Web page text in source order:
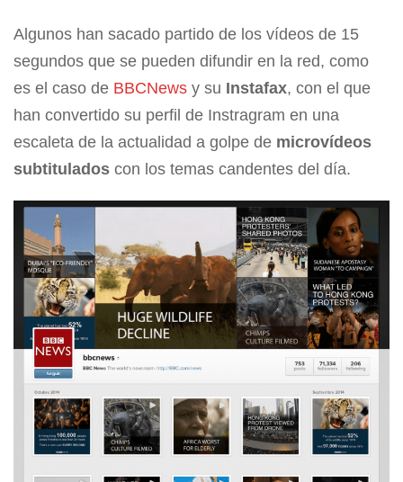
Algunos han sacado partido de los vídeos de 15
segundos que se pueden difundir en la red, como
es el caso de BBCNews y su Instafax, con el que
han convertido su perfil de Instragram en una
escaleta de la actualidad a golpe de microvídeos
subtitulados con los temas candentes del día.